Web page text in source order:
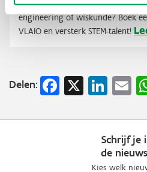
Heeft jouw bedrijf een idee rond
engineering of wiskunde? Boek
VLAIO en versterk STEM-talent!
Delen: Facebook
X
Schrijf je
de
Kies welk